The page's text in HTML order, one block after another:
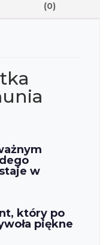
(0)
w
który po
piękne